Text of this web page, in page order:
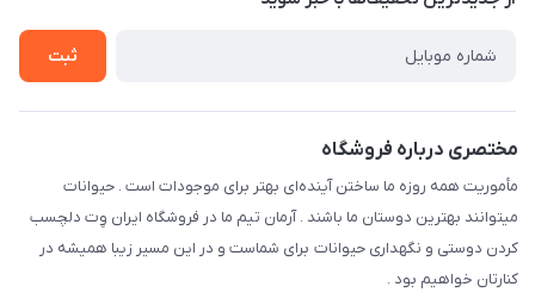
سوالات متداول
شرایط ارسال رایگان
ثبت
مختصری درباره فروشگاه
مأموریت همه روزه ما ساختن آینده‌ای بهتر برای موجودات است . حیوانات
میتوانند بهترین دوستان ما باشند . آرمان تیم ما در فروشگاه ایران وِت دلچسب
کردن دوستی و نگهداری حیوانات برای شماست و در این مسیر زیبا همیشه در
کنارتان خواهیم بود .